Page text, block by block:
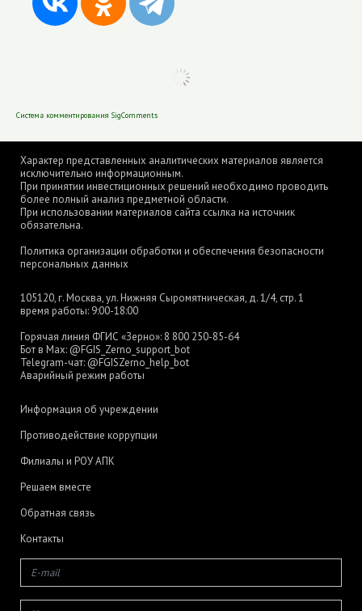
Характер представленных аналитических материалов является
исключительно информационным.
При принятии инвестиционных решений необходимо проводить
более полный анализ предметной области.
При использовании материалов сайта ссылка на источник
обязательна.
Политика организации обработки и обеспечения безопасности
персональных данных
105120, г. Москва, ул. Нижняя Сыромятническая, д. 1/4, стр. 1
время работы: 9:00-18:00
Горячая линия ФГИС «Зерно»: 8 800 250-85-64
Бот в Max: @FGIS_Zerno_support_bot
Telegram-чат: @FGISZerno_help_bot
Аварийный режим работы
Информация об учреждении
Противодействие коррупции
Филиалы и РОУ АПК
Решаем вместе
Обратная связь
Контакты